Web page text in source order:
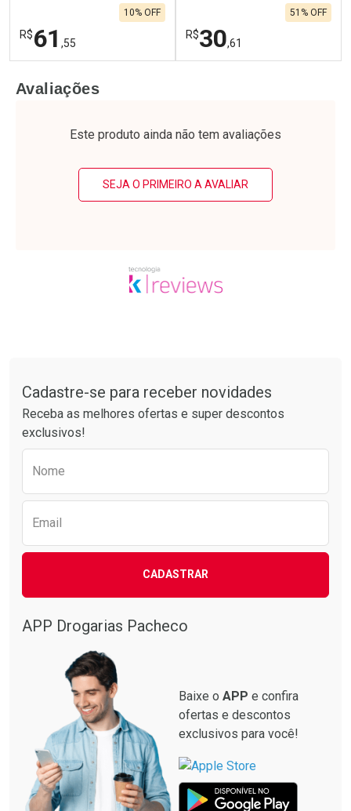
R$61 ,55
10% OFF
Laboratório
Por R$ 61,55/cada
Por Menos
R$30,61
51% OFF
Laboratório
Por R$ 30,61/cada
Por Menos
Avaliações
Este produto ainda não tem avaliações
SEJA O PRIMEIRO A AVALIAR
Cadastre-se para receber novidades
Receba as melhores ofertas e super descontos
exclusivos!
Nome
Email
CADASTRAR
APP Drogarias Pacheco
Baixe o APP e confira
ofertas e descontos
exclusivos para você!